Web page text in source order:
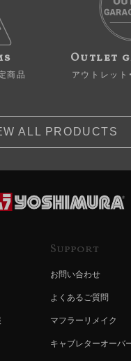
商品
Outlet
アウトレット
ALL PRODUCTS
Support
お問い合わせ
よくあるご質問
マフラーリメイク
キャブレターオーバ